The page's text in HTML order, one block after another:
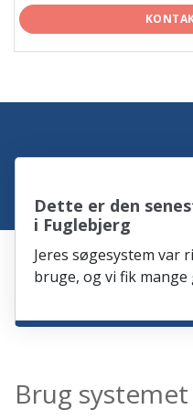
Dette er den
i Fuglebjerg
Jeres søgesystem var
bruge, og vi fik
Brug